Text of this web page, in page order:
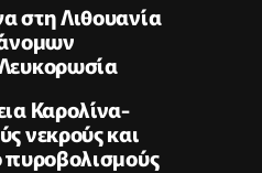
στη Λιθουανία
Καρολίνα-
νεκρούς και
πυροβολισμούς